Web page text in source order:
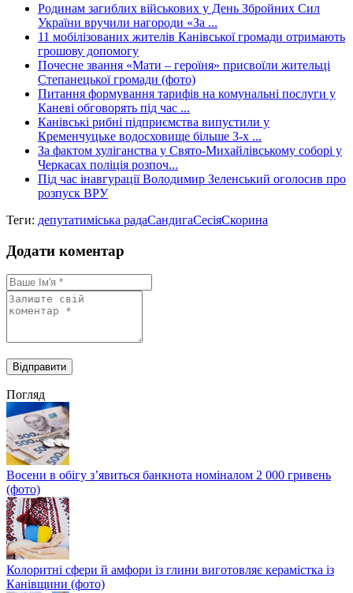
Родинам загиблих військових у День Збройних Сил
України вручили нагороди «За ...
11 мобілізованих жителів Канівської громади отримають
грошову допомогу
Почесне звання «Мати – героїня» присвоїли жительці
Степанецької громади (фото)
Питання формування тарифів на комунальні послуги у
Каневі обговорять під час ...
Канівські рибні підприємства випустили у
Кременчуцьке водосховище більше 3-х ...
За фактом хуліганства у Свято-Михайлівському соборі у
Черкасах поліція розпоч...
Під час інавгурації Володимир Зеленський оголосив про
розпуск ВРУ
Теги: депутатиміська радаСандигаСесіяСкорина
Додати коментар
Погляд
Восени в обігу з’явиться банкнота номіналом 2 000 гривень
(фото)
Колоритні сфери й амфори із глини виготовляє керамістка із
Канівщини (фото)